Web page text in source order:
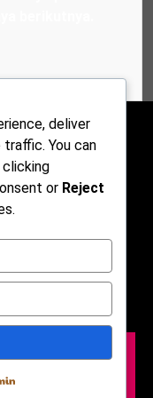
Powered by
deliver
You can
or Reject